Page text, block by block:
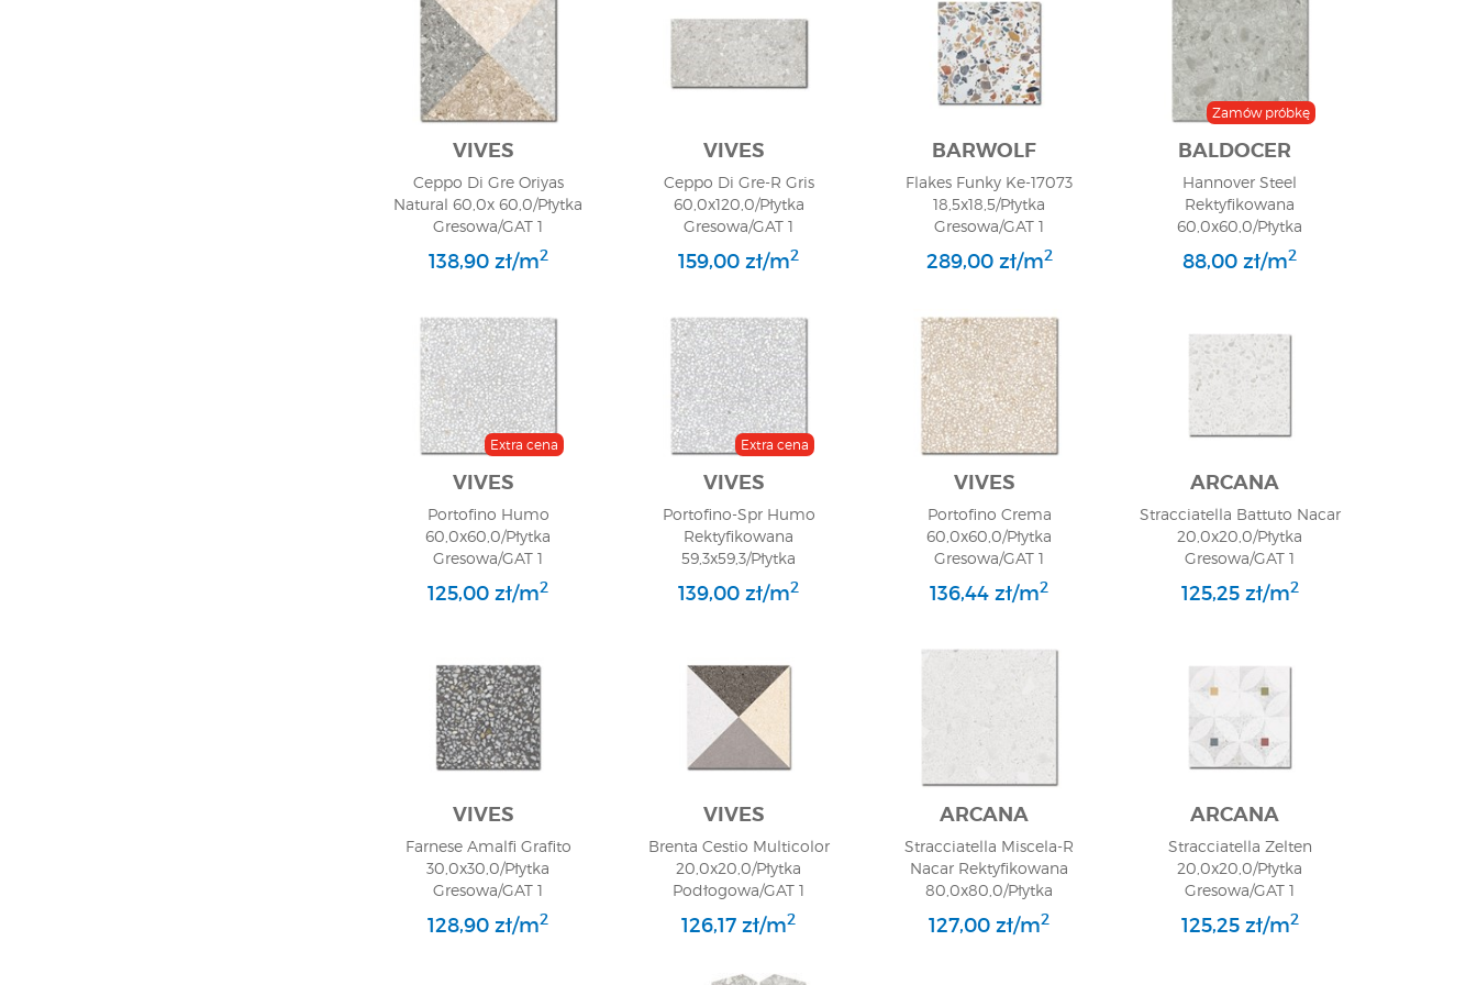
VIVES
Ceppo Di Gre Oriyas
Natural 60,0x 60,0/Płytka
Gresowa/GAT 1
138,90 zł/m2
VIVES
Ceppo Di Gre-R Gris
60,0x120,0/Płytka
Gresowa/GAT 1
159,00 zł/m2
BARWOLF
Flakes Funky Ke-17073
18,5x18,5/Płytka
Gresowa/GAT 1
289,00 zł/m2
Zamów próbkę
BALDOCER
Hannover Steel
Rektyfikowana
60,0x60,0/Płytka
Gresowa/GAT 1
88,00 zł/m2
Extra cena
VIVES
Portofino Humo
60,0x60,0/Płytka
Gresowa/GAT 1
125,00 zł/m2
Extra cena
VIVES
Portofino-Spr Humo
Rektyfikowana
59,3x59,3/Płytka
Gresowa/GAT 1
139,00 zł/m2
VIVES
Portofino Crema
60,0x60,0/Płytka
Gresowa/GAT 1
136,44 zł/m2
ARCANA
Stracciatella Battuto Nacar
20,0x20,0/Płytka
Gresowa/GAT 1
125,25 zł/m2
VIVES
Farnese Amalfi Grafito
30,0x30,0/Płytka
Gresowa/GAT 1
128,90 zł/m2
VIVES
Brenta Cestio Multicolor
20,0x20,0/Płytka
Podłogowa/GAT 1
126,17 zł/m2
ARCANA
Stracciatella Miscela-R
Nacar Rektyfikowana
80,0x80,0/Płytka
Gresowa/GAT 1
127,00 zł/m2
ARCANA
Stracciatella Zelten
20,0x20,0/Płytka
Gresowa/GAT 1
125,25 zł/m2